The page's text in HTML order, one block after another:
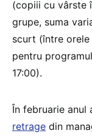
(copiii cu vârste
grupe, suma
scurt (între
pentru
17:00).
În februarie anul
retrage din